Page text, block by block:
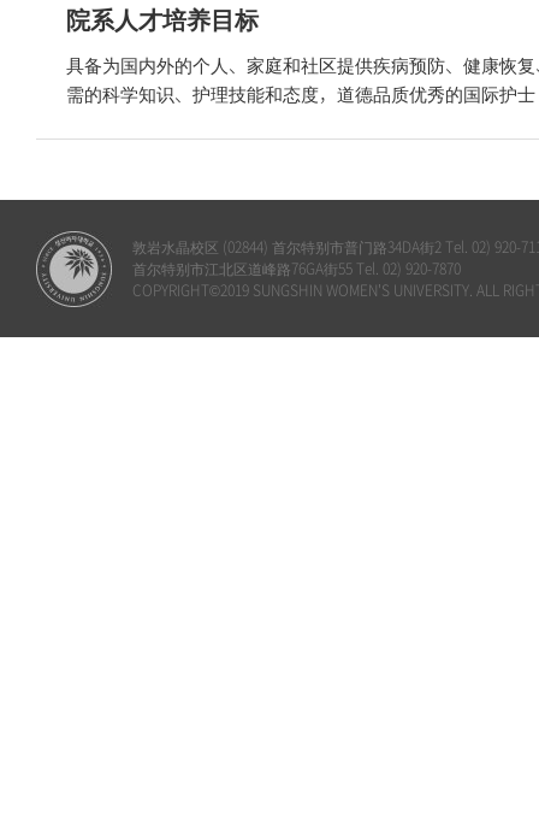
院系人才培养目标
具备为国内外的个人、家庭和社区提供疾病预防、健康恢
需的科学知识、护理技能和态度，道德品质优秀的国际护士
敦岩水晶校区 (02844) 首尔特别市普门路34DA街2 Tel. 02) 920-
首尔特别市江北区道峰路76GA街55 Tel. 02) 920-7870
COPYRIGHT©2019 SUNGSHIN WOMEN'S UNIVERSITY. ALL